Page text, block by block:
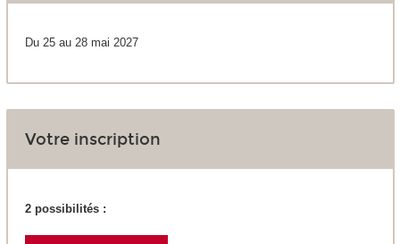
Du 25 au 28 mai 2027
Votre inscription
2 possibilités :